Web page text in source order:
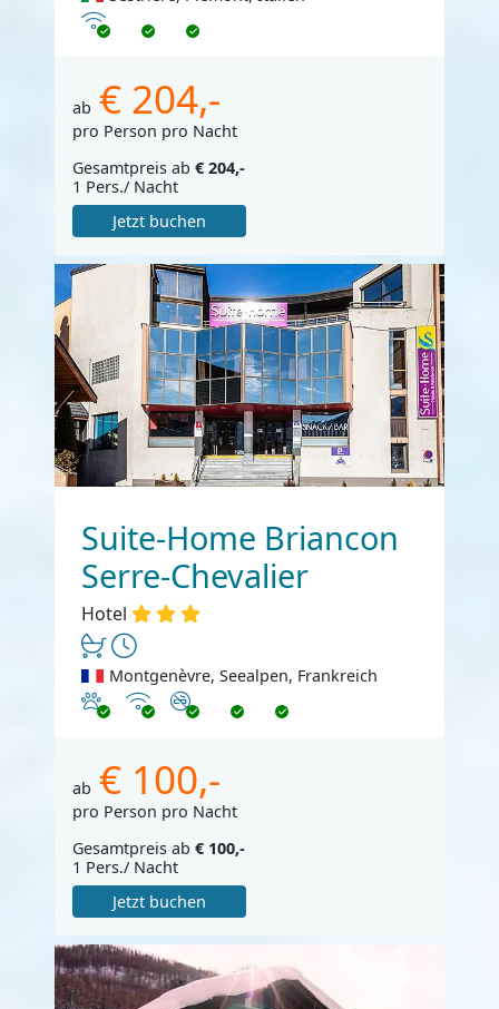
Internet
ab € 204,-
pro Person pro Nacht
Gesamtpreis ab € 204,-
1 Pers./ Nacht
Jetzt buchen
Suite-Home Briancon
Serre-Chevalier
Hotel
Montgenèvre, Seealpen, Frankreich
Haustiere erlaubt
InternetNichtraucher
ab € 100,-
pro Person pro Nacht
Gesamtpreis ab € 100,-
1 Pers./ Nacht
Jetzt buchen